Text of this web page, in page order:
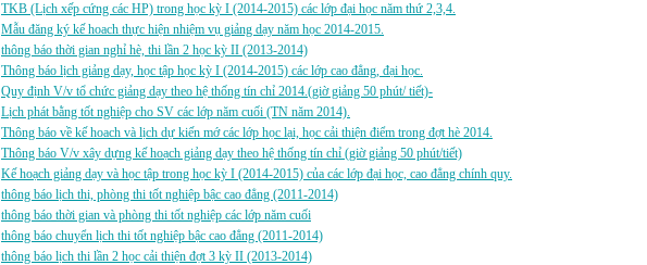
TKB (Lịch xếp cứng các HP) trong học kỳ I (2014-2015) các lớp đại học năm thứ 2,3,4.
Mẫu đăng ký kế hoach thực hiện nhiệm vụ giảng dạy năm học 2014-2015.
thông báo thời gian nghỉ hè, thi lần 2 học kỳ II (2013-2014)
Thông báo lịch giảng dạy, học tập học kỳ I (2014-2015) các lớp cao đẳng, đại học.
Quy định V/v tổ chức giảng dạy theo hệ thống tín chỉ 2014.(giờ giảng 50 phút/ tiết)-
Lịch phát bằng tốt nghiệp cho SV các lớp năm cuối (TN năm 2014).
Thông báo về kế hoach và lịch dự kiến mớ các lớp học lại, học cải thiện điểm trong đợt hè 2014.
Thông báo V/v xây dựng kế hoạch giảng dạy theo hệ thống tín chỉ (giờ giảng 50 phút/tiết)
Kế hoạch giảng dạy và học tập trong học kỳ I (2014-2015) của các lớp đại học, cao đẳng chính quy.
thông báo lịch thi, phòng thi tốt nghiệp bậc cao đẳng (2011-2014)
thông báo thời gian và phòng thi tốt nghiệp các lớp năm cuối
thông báo chuyển lịch thi tốt nghiệp bậc cao đẳng (2011-2014)
thông báo lịch thi lần 2 học cải thiện đợt 3 kỳ II (2013-2014)